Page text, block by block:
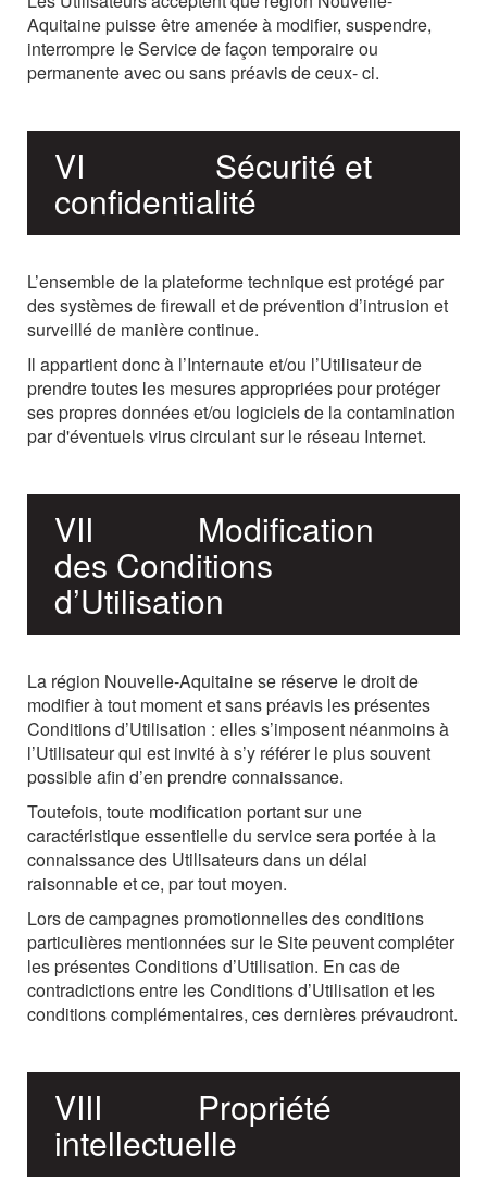
Aquitaine puisseêtreamenéeà modifier, suspendre,
interrompre le Service de façon temporaire ou
permanente avec ou sans préavis de ceux-ci.
VI Sécurité et
confidentialité
L’ensemble de la plateforme technique est protégé par
des systèmes de firewall et de prévention d’intrusion et
surveillé de manière continue.
Il appartientdoncà l’Internauteet/ou l’Utilisateurde
prendretoutes les mesuresappropriées pourprotéger
sespropresdonnéeset/ou logicielsde lacontamination
pard'éventuelsvirus circulant sur le réseau Internet.
VII Modification
des Conditions
d’Utilisation
La région Nouvelle-Aquitainese réserve ledroitde
modifieràtout momentetsanspréavis lesprésentes
Conditionsd’Utilisation : elless’imposent néanmoinsà
l’Utilisateurqui est invitéàs’y référer le plus souvent
possible afin d’en prendre connaissance.
Toutefois, toute modification portantsur une
caractéristiqueessentielledu serviceseraportéeà la
connaissancedes Utilisateursdans un délai
raisonnableetce, partout moyen.
Lors de campagnes promotionnelles des conditions
particulières mentionnées sur le Site peuventcompléter
lesprésentesConditionsd’Utilisation. En casde
contradictionsentre les Conditions d’Utilisation et les
conditions complémentaires, ces dernières prévaudront.
VIII Propriété
intellectuelle